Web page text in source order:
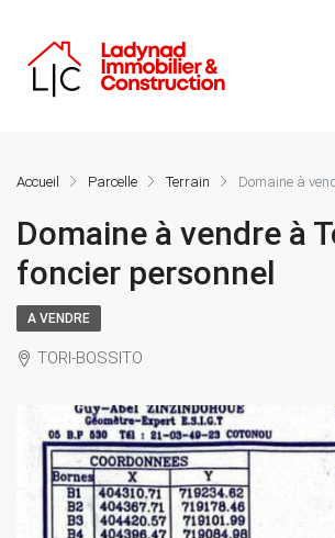
Accueil Parcelle Terrain Domaine à
Domaine à vendre à
foncier personnel
A VENDRE
TORI-BOSSITO